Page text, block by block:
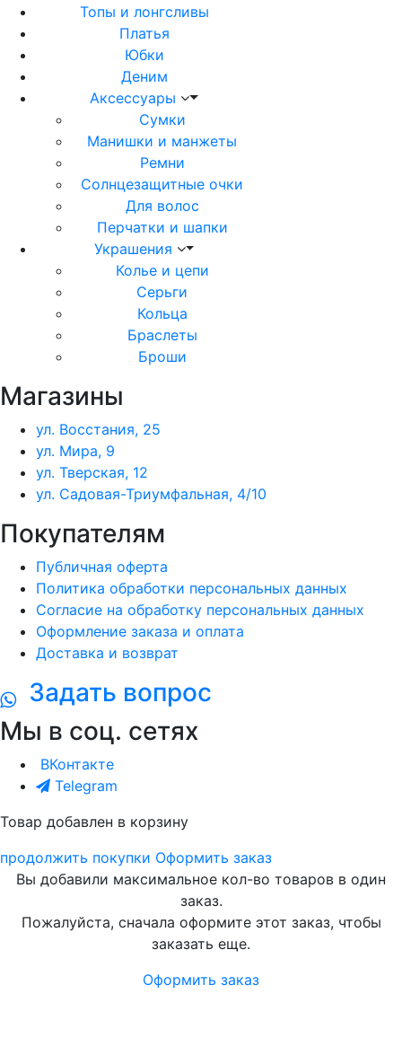
Топы и лонгсливы
Платья
Юбки
Деним
Аксессуары
Сумки
Манишки и манжеты
Ремни
Солнцезащитные очки
Для волос
Перчатки и шапки
Украшения
Колье и цепи
Серьги
Кольца
Браслеты
Броши
Магазины
ул. Восстания, 25
ул. Мира, 9
ул. Тверская, 12
ул. Садовая-Триумфальная, 4/10
Покупателям
Публичная оферта
Политика обработки персональных данных
Согласие на обработку персональных данных
Оформление заказа и оплата
Доставка и возврат
Задать вопрос
Мы в соц. сетях
ВКонтакте
Telegram
Товар добавлен в корзину
продолжить покупки Оформить заказ
Вы добавили максимальное кол-во товаров в один
заказ.
Пожалуйста, сначала оформите этот заказ, чтобы
заказать еще.
Оформить заказ